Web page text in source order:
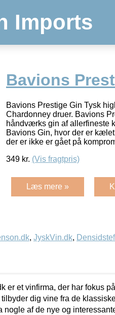
Imports
Bavions
Bavions Prestige Gin Tysk
Chardonney druer. Bavions
håndværks gin af allerfineste
Bavions Gin, hvor der er
der er ikke er gået på
349 kr. (Vis fragtpris)
Læs mere »
, JyskVin.dk,
er et vinfirma, der har fokus
dig vine fra de
nogle af de nye og